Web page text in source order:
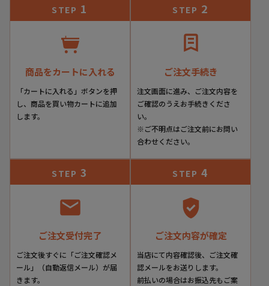
STEP 1
商品をカートに入れる
「カートに入れる」ボタンを押
し、商品を買い物カートに追加
します。
STEP 2
ご注文手続き
注文画面に進み、ご注文内容を
ご確認のうえお手続きくださ
い。
※ご不明点はご注文前にお問い
合わせください。
STEP 3
ご注文受付完了
ご注文後すぐに「ご注文確認メ
ール」（自動返信メール）が届
きます。
STEP 4
ご注文内容が確定
当店にて内容確認後、ご注文確
認メールをお送りします。
前払いの場合はお振込先もご案